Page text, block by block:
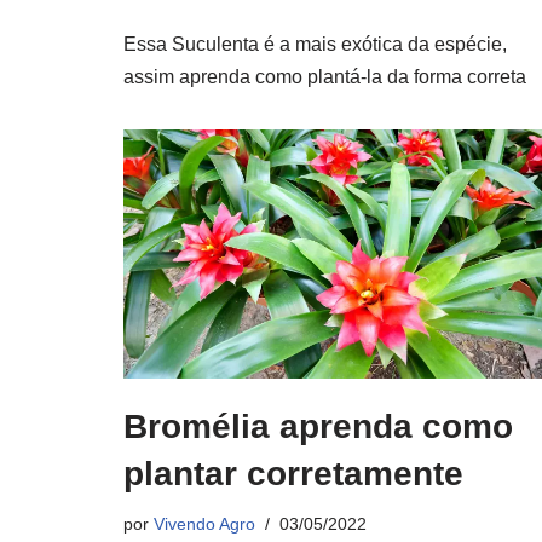
Essa Suculenta é a mais exótica da espécie,
assim aprenda como plantá-la da forma correta
Bromélia aprenda como
plantar corretamente
por Vivendo Agro 03/05/2022